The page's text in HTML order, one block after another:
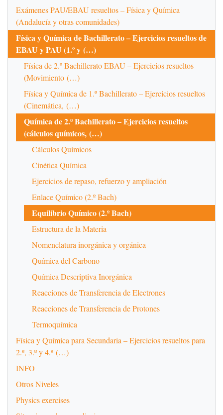
Exámenes PAU/EBAU resueltos – Física y Química
(Andalucía y otras comunidades)
Física y Química de Bachillerato – Ejercicios resueltos de
EBAU y PAU (1.º y (…)
Física de 2.º Bachillerato EBAU – Ejercicios resueltos
(Movimiento (…)
Física y Química de 1.º Bachillerato – Ejercicios resueltos
(Cinemática, (…)
Química de 2.º Bachillerato – Ejercicios resueltos
(cálculos químicos, (…)
Cálculos Químicos
Cinética Química
Ejercicios de repaso, refuerzo y ampliación
Enlace Químico (2.º Bach)
Equilibrio Químico (2.º Bach)
Estructura de la Materia
Nomenclatura inorgánica y orgánica
Química del Carbono
Química Descriptiva Inorgánica
Reacciones de Transferencia de Electrones
Reacciones de Transferencia de Protones
Termoquímica
Física y Química para Secundaria – Ejercicios resueltos para
2.º, 3.º y 4.º (…)
INFO
Otros Niveles
Physics exercises